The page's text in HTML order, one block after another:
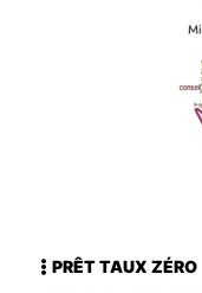
PRÊT TAUX ZÉRO